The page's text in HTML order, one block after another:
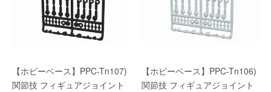
【ホビーベース】PPC-Tn107)
関節技 フィギュアジョイント
【ホビーベース】PPC-Tn106)
関節技 フィギュアジョイント